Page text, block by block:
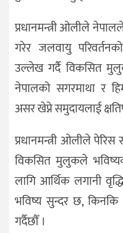
प्रधानमन्त्री ओलीले
गरेर जलवायु
उल्लेख गर्दै विकसित
नेपालको सगरमाथा र
असर खेप्ने समुदायलाई
प्रधानमन्त्री ओलीले पेरिस
विकसित मुलुकले
लागि आर्थिक लगानी
भविष्य सुन्दर छ, किनकि
गर्दैछौँ ।